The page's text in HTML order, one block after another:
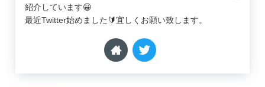
紹介しています😀
最近Twitter始めました🔰宜しくお願い致します。